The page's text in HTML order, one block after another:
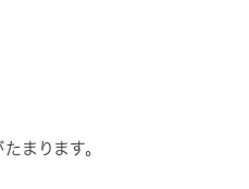
まります。